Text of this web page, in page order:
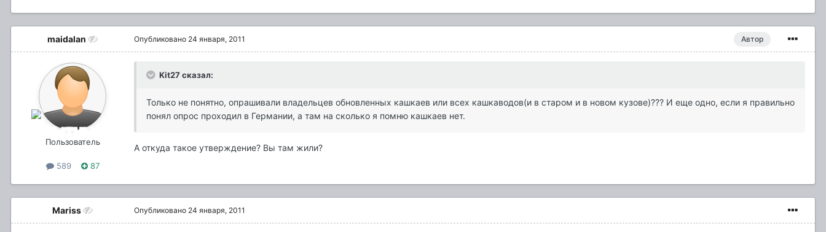
maidalan
Пользователь
589 87
Автор
Опубликовано 24 января, 2011
Kit27 сказал:
Только не понятно, опрашивали владельцев обновленных кашкаев или всех кашкаводов(и в старом и в новом кузове)??? И еще одно, если я правильно
понял опрос проходил в Германии, а там на сколько я помню кашкаев нет.
А откуда такое утверждение? Вы там жили?
Mariss Опубликовано 24 января, 2011